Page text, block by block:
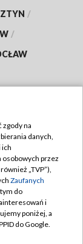
/
/
zgody na
danych,
ich
przez
„TVP”),
Zaufanych
do
i
poniżej, a
do Google.